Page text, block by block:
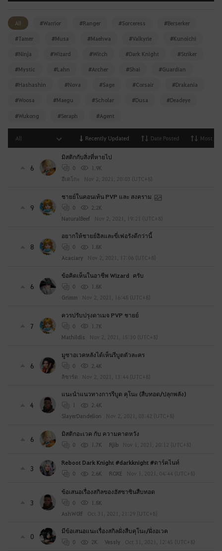
.
W
u
l
d
y
u
i
e
t
l
o
g
n
w
?
All #Warrior #Ranger #Sorceress #Berserker
#Tamer #Musa #Maehwa #Valkyrie #Kunoichi
#Ninja #Wizard #Witch #Dark Knight #Striker
#Mystic #Lahn #Archer #Shai #Guardian
#Hashashin #Nova #Sage #Corsair #Drakania
#Woosa #Maegu #Scholar #Dusa #Deadeye
#Wukong #Seraph #Agent
Recently Updated Date Posted Most
All
6
มิสติกกับสิ่งที่หายไป
0
1.9K
ฮีเดโกะ
Nov 2, 2021, 20:03 (UTC+8)
9
ชายย์ในคอนเท้น PVP และ สงคราม
0
2.2K
่่NaturalBeef
Nov 2, 2021, 19:21 (UTC+8)
8
อยากให้ชายย์ฮิลและขี่เฟอรังดีกว่านี้
0
1.8K
Acaciary
Nov 2, 2021, 17:06 (UTC+8)
6
ข้อคิดเห็นในอาชีพ Wizard ครับ
0
1.8K
Grimm
Nov 2, 2021, 16:48 (UTC+8)
7
ควรปรับปรุงดาเมจ PVP ชายย์
0
1.7K
Mathildis
Nov 2, 2021, 15:30 (UTC+8)
6
มูซาอเวคหลังได้เห็นรีบูตตัวละคร
0
2.4K
ลิซาร์ด
Nov 2, 2021, 13:44 (UTC+8)
4
แนะนำแนวทางการรีบูด คุโนะ (สืบทอด/ปลุกพลัง)
1
2.4K
SlayerDandelion
Nov 2, 2021, 03:42 (UTC+8)
6
มิสติกอะเวค กับ ความคาดหวัง
0 1.7K Rjib Nov 1, 2021, 20:12 (UTC+8)
3
Reboot Dark Knight #darkknight #ดาร์คไนท์
0 2.6K ROXE่ Nov 1, 2021, 04:44 (UTC+8)
3
ข้อเสนอเรื่องสกิลของฮัสซาซินสืบทอด
0
1.8K
AshW0lf
Oct 31, 2021, 21:29 (UTC+8)
0
มีข้อเสนอแนะเรื่องสกิลฝั่งสืบคุโนะ/ฝั่งอเวค
0 2K Vessly Oct 31, 2021, 12:45 (UTC+8)